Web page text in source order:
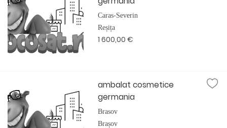
Caras-Severin
Reșița
1 600,00 €
ambalat cosmetice
germania
Brasov
Brașov